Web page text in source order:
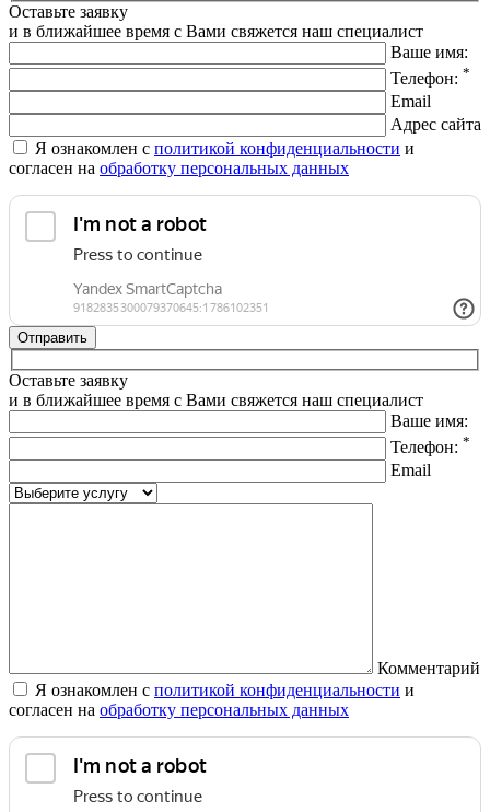
Оставьте заявку
и в ближайшее время с Вами свяжется наш специалист
Ваше имя:
Телефон: *
Email
Адрес сайта
Я ознакомлен с политикой конфиденциальности и
согласен на обработку персональных данных
Оставьте заявку
и в ближайшее время с Вами свяжется наш специалист
Ваше имя:
Телефон: *
Email
Комментарий
Я ознакомлен с политикой конфиденциальности и
согласен на обработку персональных данных